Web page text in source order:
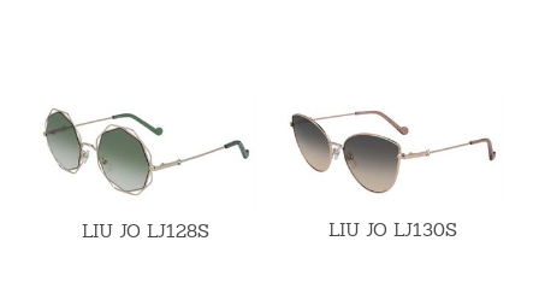
LIU JO LJ128S LIU JO LJ130S